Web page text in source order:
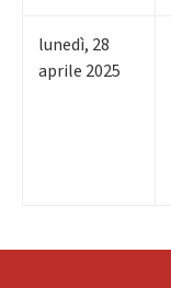
lunedì, 28
aprile 2025